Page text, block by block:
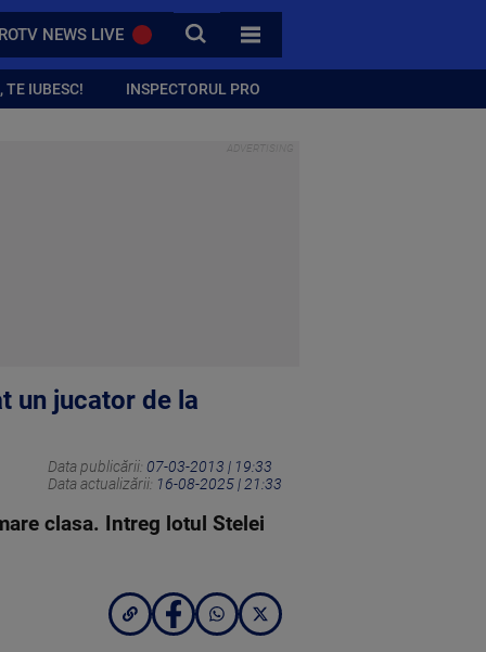
NEWS LIVE CAUTA
TOATE CATEGORIILE
TE IUBESC! INSPECTORUL PRO
un jucator de la
Data publicării: 07-03-2013 | 19:33
Data actualizării: 16-08-2025 | 21:33
clasa. Intreg lotul Stelei